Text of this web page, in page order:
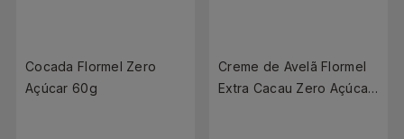
Cocada Flormel Zero
Açúcar 60g
Creme de Avelã Flormel
Extra Cacau Zero Açúcar